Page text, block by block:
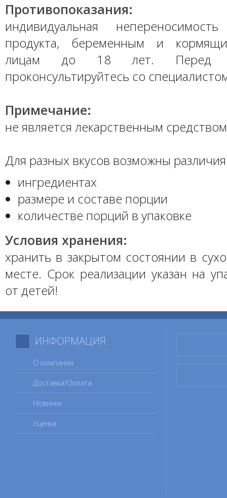
Противопоказания:
индивидуальная
продукта, беременным и
лицам до 18 лет. Перед
проконсультируйтесь со
Примечание:
не является лекарственным
Для разных вкусов возможны
ингредиентах
размере и составе порции
количестве порций в упаковке
Условия хранения:
хранить в закрытом состоянии в
месте. Срок реализации указан на
от детей!
ИНФОРМАЦИЯ
О компании
Доставка/Оплата
Новинки
Уценка